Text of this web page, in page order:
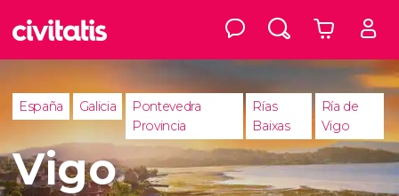
España Galicia
Pontevedra
Provincia
Rías
Baixas
Ría de
Vigo
Vigo